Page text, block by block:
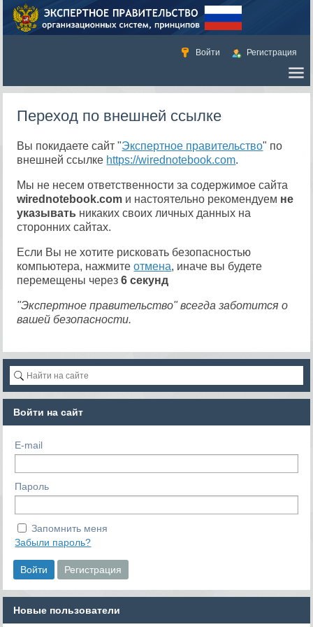
Войти Регистрация
Переход по внешней ссылке
Вы покидаете сайт "Экспертное правительство" по
внешней ссылке https://wirednotebook.com.
Мы не несем ответственности за содержимое сайта
wirednotebook.com и настоятельно рекомендуем не
указывать никаких своих личных данных на
сторонних сайтах.
Если Вы не хотите рисковать безопасностью
компьютера, нажмитеотмена, иначе вы будете
перемещены через6 секунд
"Экспертное правительство" всегда заботится о
вашей безопасности.
Войти на сайт
E-mail
Пароль
Запомнить меня
Забыли пароль?
Новые пользователи